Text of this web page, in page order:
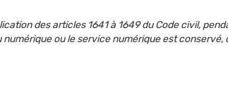
des articles 1641 à 1649 du Code civil,
ou le service numérique est